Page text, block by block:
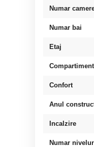
Numar
Numar bai
Etaj
Confort
Anul
Incalzire
Numar